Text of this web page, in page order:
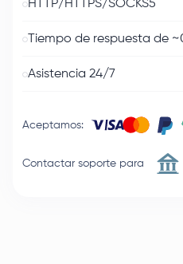
HTTP/HTTPS/SOCKS5
Tiempo de respuesta de
Asistencia 24/7
Aceptamos:
Contactar soporte para